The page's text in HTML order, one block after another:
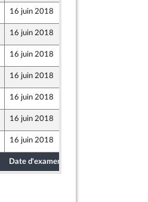
16 juin 2018
16 juin 2018
16 juin 2018
16 juin 2018
16 juin 2018
16 juin 2018
16 juin 2018
Date d'examen